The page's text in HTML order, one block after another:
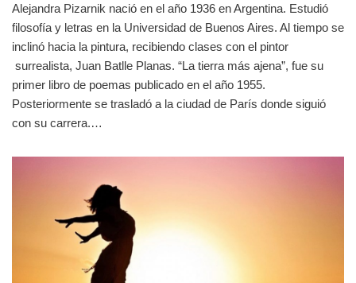
Alejandra Pizarnik nació en el año 1936 en Argentina. Estudió
filosofía y letras en la Universidad de Buenos Aires. Al tiempo se
inclinó hacia la pintura, recibiendo clases con el pintor
surrealista, Juan Batlle Planas. “La tierra más ajena”, fue su
primer libro de poemas publicado en el año 1955.
Posteriormente se trasladó a la ciudad de París donde siguió
con su carrera.…